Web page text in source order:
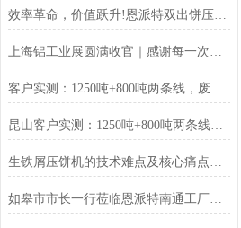
效率革命，价值跃升!恩派特双出饼压饼机全新升级，重塑金属回收
上海铝工业展圆满收官｜感谢每一次相遇，我们明年再见！
客户实测：1250吨+800吨两条线，废料回收从成本中心变利润来源
昆山客户实测：1250吨+800吨两条线，废料回收从成本中心变利润来源
生铁屑压饼机的技术难点及核心痛点解析
如皋市市长一行莅临恩派特南通工厂调研指导